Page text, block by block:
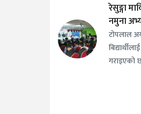
रेसुङ्गा
नमुना
टोपलाल
गराइएको